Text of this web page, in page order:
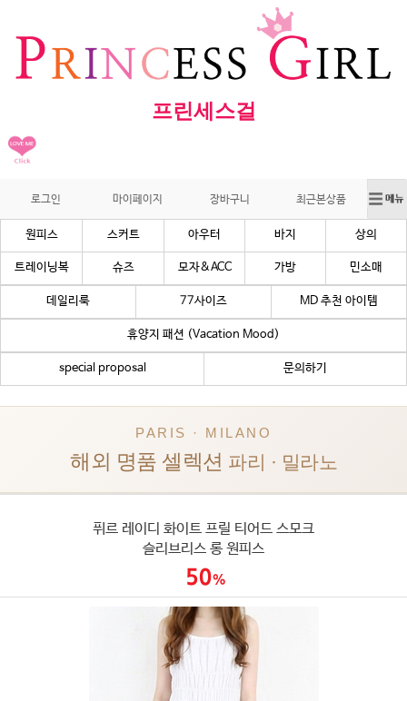
프린세스걸
로그인 마이페이지 장바구니 최근본상품
원피스 스커트 아우터 바지 상의
트레이닝복 슈즈 모자&ACC 가방 민소매
데일리룩 77사이즈 MD 추천 아이템
휴양지 패션 (Vacation Mood)
special proposal 문의하기
PARIS · MILANO
해외 명품 셀렉션 파리 · 밀라노
퓌르 레이디 화이트 프릴 티어드 스모크
슬리브리스 롱 원피스